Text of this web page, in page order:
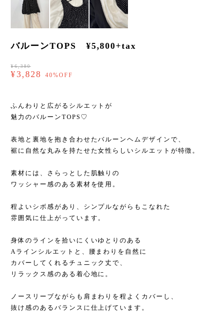
バルーンTOPS ¥5,800+tax
¥6,380
¥3,828 40%OFF
ふんわりと広がるシルエットが
魅力のバルーンTOPS♡
表地と裏地を抱き合わせたバルーンヘムデザインで、
裾に自然な丸みを持たせた女性らしいシルエットが特徴。
素材には、さらっとした肌触りの
ワッシャー感のある素材を使用。
程よいシボ感があり、シンプルながらもこなれた
雰囲気に仕上がっています。
身体のラインを拾いにくいゆとりのある
Aラインシルエットと、腰まわりを自然に
カバーしてくれるチュニック丈で、
リラックス感のある着心地に。
ノースリーブながらも肩まわりを程よくカバーし、
抜け感のあるバランスに仕上げています。